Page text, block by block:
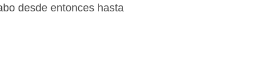
desde entonces hasta